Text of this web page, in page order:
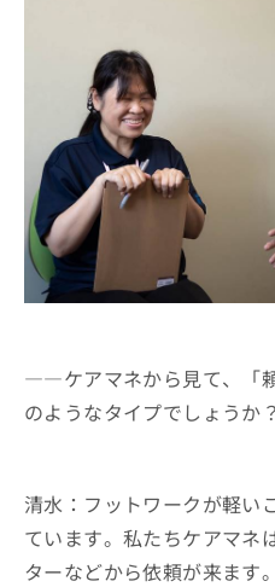
――ケアマネから見て、「
のようなタイプでしょうか？
清水：フットワークが軽い
ています。私たちケアマネ
ターなどから依頼が来ます